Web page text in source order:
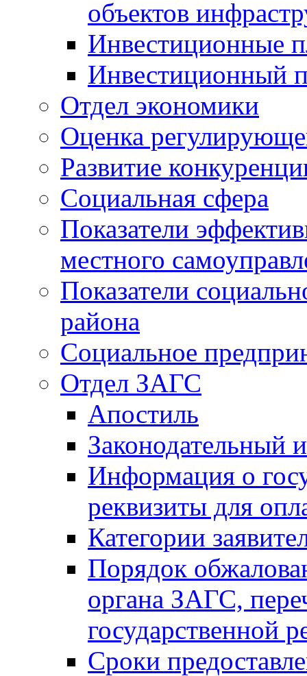
объектов
Инвестиционные
Инвестиционный
Отдел экономики
Оценка
Развитие
Социальная сфера
Показатели
местного
Показатели
района
Социальное
Отдел ЗАГС
Апостиль
Законодательный
Информация о
реквизиты для
Категории
Порядок
органа ЗАГС,
государственной
Сроки